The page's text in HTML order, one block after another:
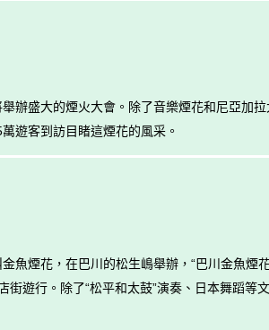
辦盛大的煙火大會。除了音樂煙花和尼亞加
遊客到訪目睹這煙花的風采。
魚煙花，在巴川的松生嶋舉辦，“巴川金魚煙
街遊行。除了“松平和太鼓”演奏、日本舞蹈等